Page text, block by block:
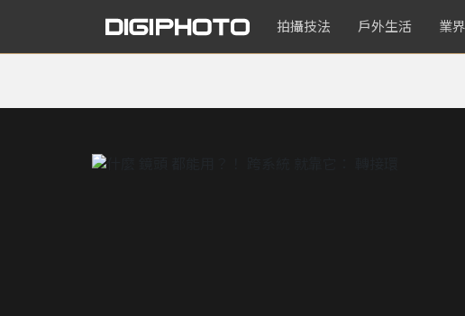
拍攝技法 戶外生活 業